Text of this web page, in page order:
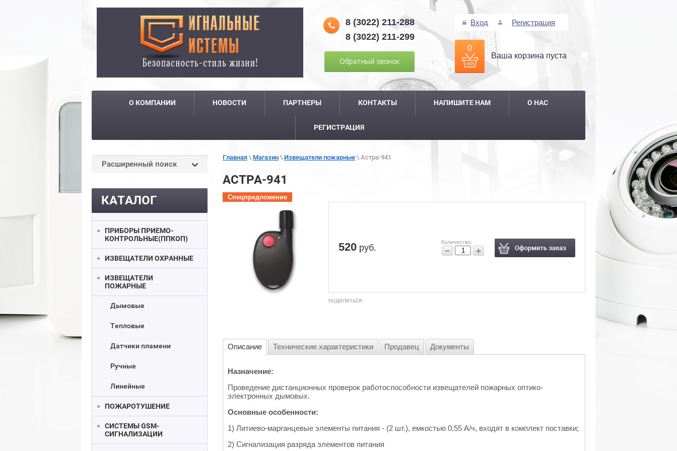
8 (3022) 211-288
8 (3022) 211-299
Обратный звонок
Вход Регистрация
Ваша корзина пуста
0
О КОМПАНИИ НОВОСТИ ПАРТНЕРЫ КОНТАКТЫ НАПИШИТЕ НАМ О НАС
РЕГИСТРАЦИЯ
Расширенный поиск
КАТАЛОГ
ПРИБОРЫ ПРИЕМО-
КОНТРОЛЬНЫЕ(ППКОП)
ИЗВЕЩАТЕЛИ ОХРАННЫЕ
ИЗВЕЩАТЕЛИ
ПОЖАРНЫЕ
Дымовые
Тепловые
Датчики пламени
Ручные
Линейные
ПОЖАРОТУШЕНИЕ
СИСТЕМЫ GSM-
СИГНАЛИЗАЦИИ
Главная \ Магазин \ Извещатели пожарные \ Астра-941
АСТРА-941
Спецпредложение
520 руб.
Количество:
− +
поделиться
Описание Технические характеристики Продавец Документы
Назначение:
Проведение дистанционных проверок работоспособности извещателей пожарных оптико-
электронных дымовых.
Основные особенности:
1) Литиево-марганцевые элементы питания - (2 шт.), емкостью 0,55 А/ч, входят в комплект поставки;
2) Сигнализация разряда элементов питания